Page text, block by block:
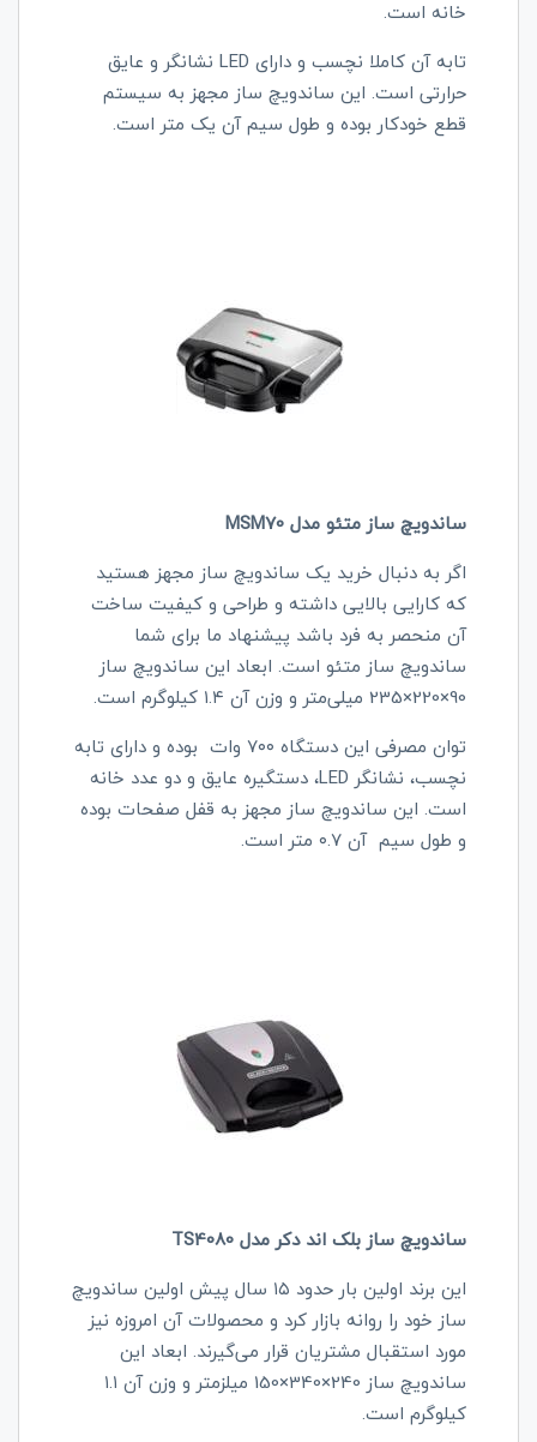
خانه است.
تابه آن کاملا نچسب و دارای LED نشانگر و عایق
حرارتی است. این ساندویچ ساز مجهز به سیستم
قطع خودکار بوده و طول سیم آن یک متر است.
ساندویچ ساز متئو مدل MSM70
اگر به دنبال خرید یک ساندویچ ساز مجهز هستید
که کارایی بالایی داشته و طراحی و کیفیت ساخت
آن منحصر به فرد باشد پیشنهاد ما برای شما
ساندویچ ساز متئو است. ابعاد این ساندویچ ساز
90×220×235 میلی‌متر و وزن آن ۱.۴ کیلوگرم است.
توان مصرفی این دستگاه ۷۰۰ وات بوده و دارای تابه
نچسب، نشانگر LED، دستگیره عایق و دو عدد خانه
است. این ساندویچ ساز مجهز به قفل صفحات بوده
و طول سیم آن ۰.۷ متر است.
ساندویچ ساز بلک اند دکر مدل TS4080
این برند اولین بار حدود ۱۵ سال پیش اولین ساندویچ
ساز خود را روانه بازار کرد و محصولات آن امروزه نیز
مورد استقبال مشتریان قرار می‌گیرند. ابعاد این
ساندویچ ساز 240×340×150 میلز‌متر و وزن آن ۱.۱
کیلوگرم است.